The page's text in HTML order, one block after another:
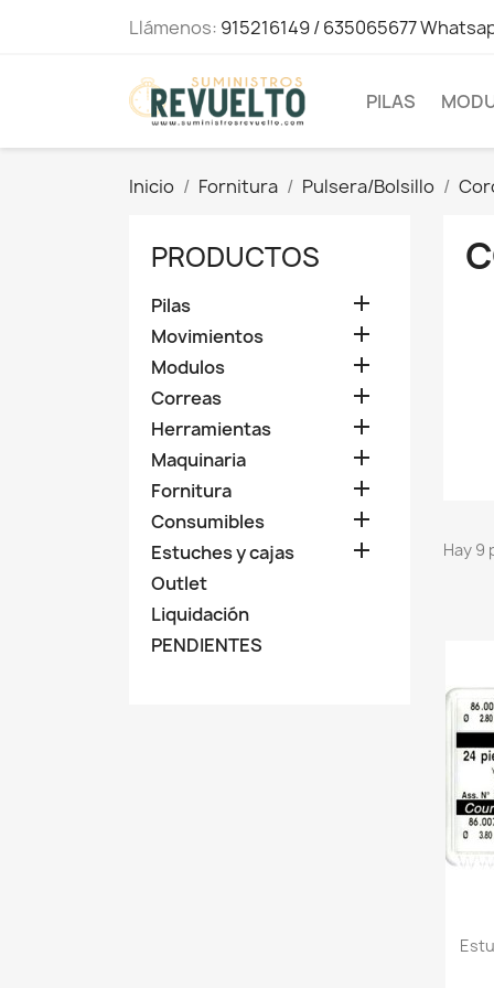
Llámenos: 915216149 / 635065677
PILAS
Inicio Fornitura Pulsera/Bolsillo
PRODUCTOS
Pilas 
Movimientos 
Modulos 
Correas 
Herramientas 
Maquinaria 
Fornitura 
Consumibles 
Estuches y cajas 
Outlet
Liquidación
PENDIENTES
Hay 9